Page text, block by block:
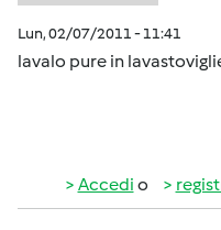
Lun, 02/07/2011 - 11:41
lavalo pure in
Accedi o